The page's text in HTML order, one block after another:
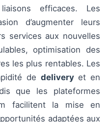
efficaces. Les
d’augmenter leurs
services aux nouvelles
optimisation des
les plus rentables. Les
de deliveryet en
que les plateformes
facilitent la mise en
adaptées aux